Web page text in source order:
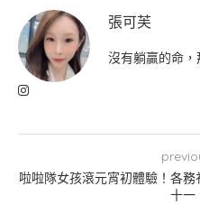
張可芙
沒有躺贏的命，
啦啦隊女孩滾元宵初體驗！各
十一